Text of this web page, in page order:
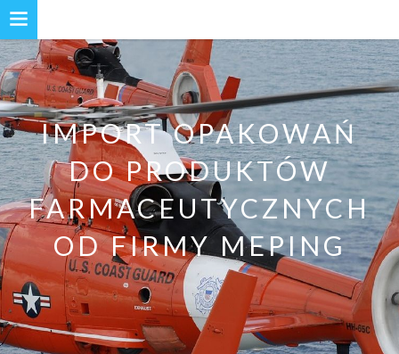
IMPORT OPAKOWAŃ
DO PRODUKTÓW
FARMACEUTYCZNYCH
OD FIRMY MEPING